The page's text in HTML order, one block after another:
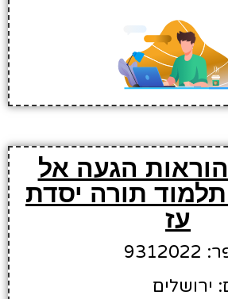
הגעה אל
תורה יסדת
עז
ירושלים